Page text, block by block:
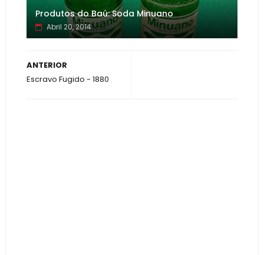
Produtos do Baú: Soda Minuano
Abril 20, 2014
ANTERIOR
Escravo Fugido - 1880